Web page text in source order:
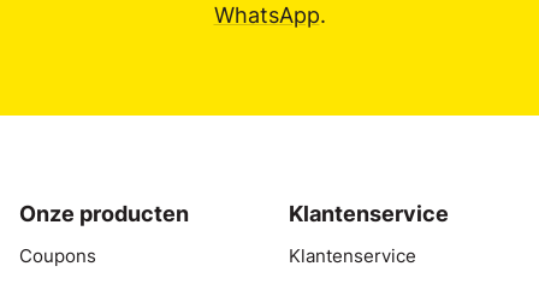
WhatsApp.
Onze producten
Coupons
Klantenservice
Klantenservice